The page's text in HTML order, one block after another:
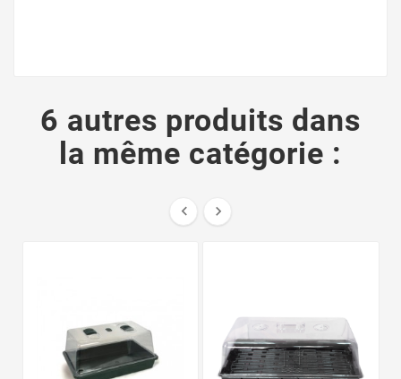
6 autres produits dans
la même catégorie :
 